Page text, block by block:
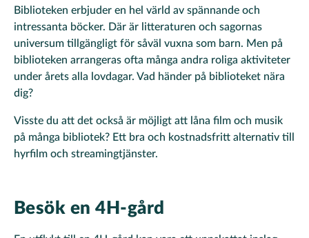
Biblioteken erbjuder en hel värld av spännande och
intressanta böcker. Där är litteraturen och sagornas
universum tillgängligt för såväl vuxna som barn. Men på
biblioteken arrangeras ofta många andra roliga aktiviteter
under årets alla lovdagar. Vad händer på biblioteket nära
dig?
Visste du att det också är möjligt att låna film och musik
på många bibliotek? Ett bra och kostnadsfritt alternativ till
hyrfilm och streamingtjänster.
Besök en 4H-gård